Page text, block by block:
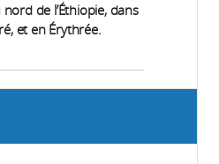
de l’Éthiopie, dans
et en Érythrée.